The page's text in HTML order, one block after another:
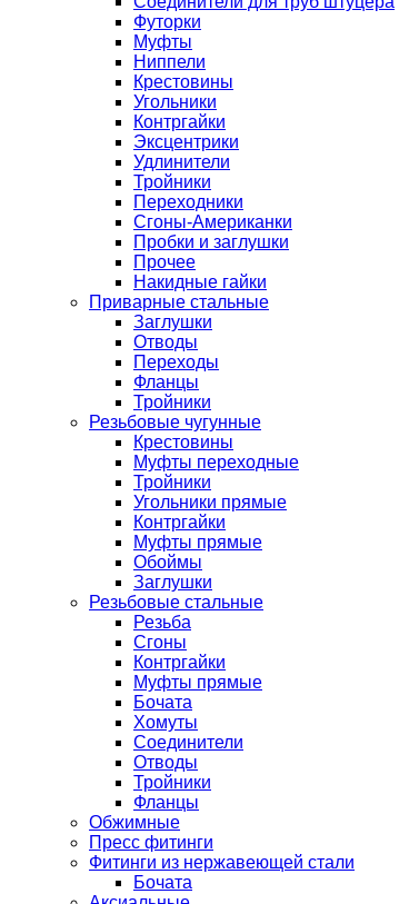
Футорки
Муфты
Ниппели
Крестовины
Угольники
Контргайки
Эксцентрики
Удлинители
Тройники
Переходники
Сгоны-Американки
Пробки и заглушки
Прочее
Накидные гайки
Приварные стальные
Заглушки
Отводы
Переходы
Фланцы
Тройники
Резьбовые чугунные
Крестовины
Муфты переходные
Тройники
Угольники прямые
Контргайки
Муфты прямые
Обоймы
Заглушки
Резьбовые стальные
Резьба
Сгоны
Контргайки
Муфты прямые
Бочата
Хомуты
Соединители
Отводы
Тройники
Фланцы
Обжимные
Пресс фитинги
Фитинги из нержавеющей стали
Бочата